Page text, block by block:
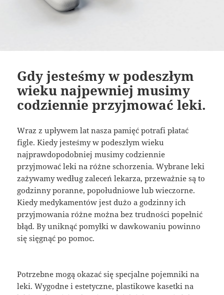
Gdy jesteśmy w podeszłym
wieku najpewniej musimy
codziennie przyjmować leki.
Wraz z upływem lat nasza pamięć potrafi płatać
figle. Kiedy jesteśmy w podeszłym wieku
najprawdopodobniej musimy codziennie
przyjmować leki na różne schorzenia. Wybrane leki
zażywamy według zaleceń lekarza, przeważnie są to
godzinny poranne, popołudniowe lub wieczorne.
Kiedy medykamentów jest dużo a godzinny ich
przyjmowania różne można bez trudności popełnić
błąd. By uniknąć pomyłki w dawkowaniu powinno
się sięgnąć po pomoc.
Potrzebne mogą okazać się specjalne pojemniki na
leki. Wygodne i estetyczne, plastikowe kasetki na